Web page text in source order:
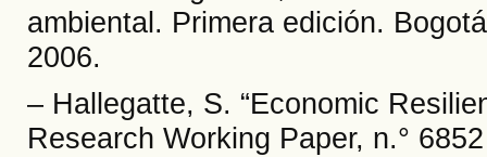
ambiental. Primera edición.
2006.
– Hallegatte, S. “Economic
Research Working Paper, n.°